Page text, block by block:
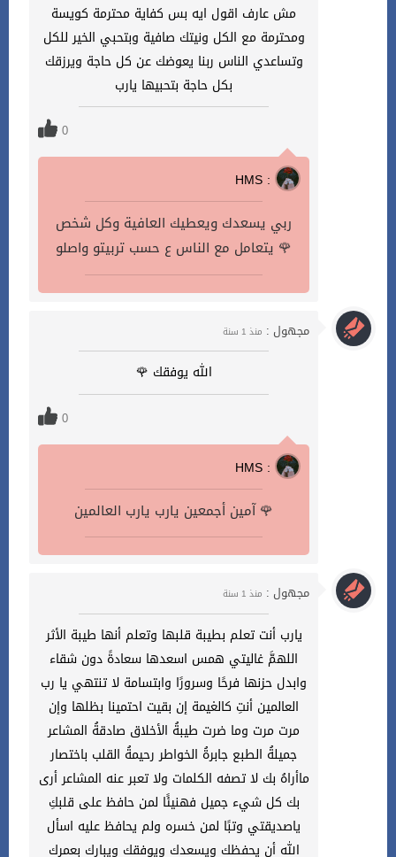
مش عارف اقول ايه بس كفاية محترمة كويسة
ومحترمة مع الكل ونيتك صافية وبتحبي الخير للكل
وتساعدي الناس ربنا يعوضك عن كل حاجة ويرزقك
بكل حاجة بتحبيها يارب
0
HMS :
ربي يسعدك ويعطيك العافية وكل شخص
يتعامل مع الناس ع حسب تربيتو واصلو 🌹
مجهول : منذ 1 سنة
الله يوفقك 🌹
0
HMS :
آمين أجمعين يارب يارب العالمين 🌹
مجهول : منذ 1 سنة
يارب أنت تعلم بطيبة قلبها وتعلم أنها طيبة الأثر
اللهمَّ غاليتي همس اسعدها سعادةً دون شقاء
وابدل حزنها فرحًا وسرورًا وابتسامة لا تنتهي يا رب
العالمين أنتِ كالغيمة إن بقيت احتمينا بظلها وإن
مرت مرت وما ضرت طيبةُ الأخلاق صادقةُ المشاعر
جميلةُ الطبع جابرةُ الخواطر رحيمةُ القلب باختصار
ماأراهُ بك لا تصفه الكلمات ولا تعبر عنه المشاعر أرى
بك كل شيء جميل فهنيئًا لمن حافظ على قلبكِ
ياصديقتي وتبًا لمن خسره ولم يحافظ عليه اسأل
الله أن يحفظك ويسعدك ويوفقك ويبارك بعمرك